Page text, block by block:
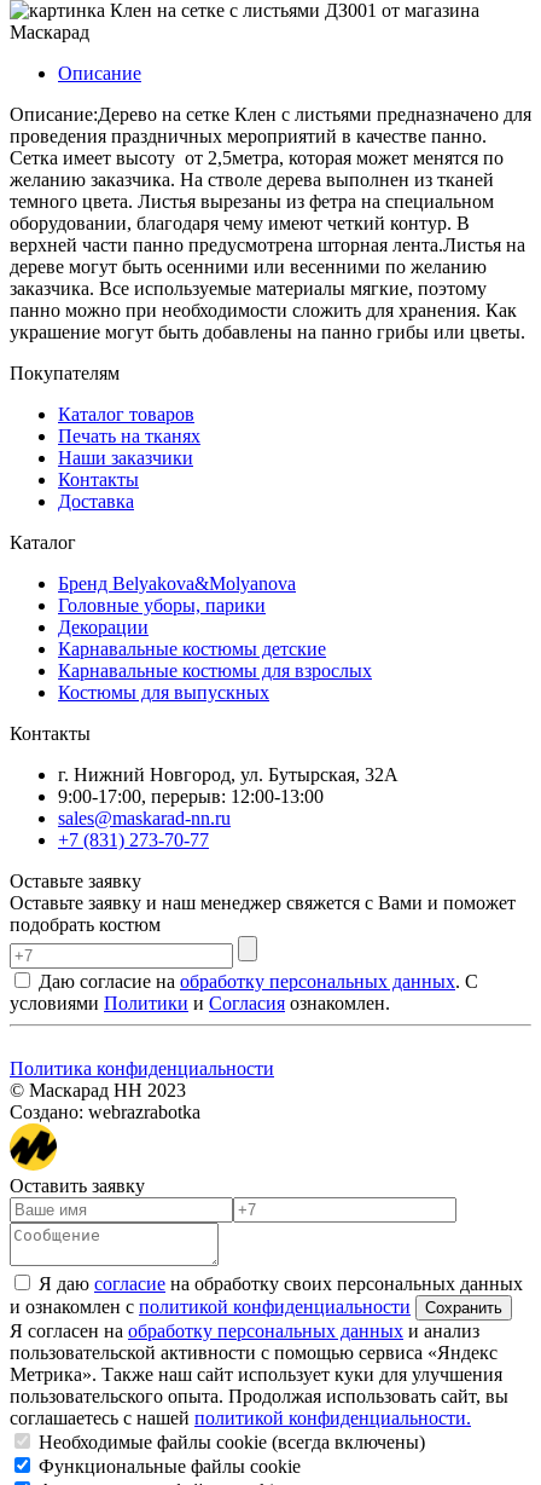
Описание
Описание:Дерево на сетке Клен с листьями предназначено для
проведения праздничных мероприятий в качестве панно.
Сетка имеет высоту от 2,5метра, которая может менятся по
желанию заказчика. На стволе дерева выполнен из тканей
темного цвета. Листья вырезаны из фетра на специальном
оборудовании, благодаря чему имеют четкий контур. В
верхней части панно предусмотрена шторная лента.Листья на
дереве могут быть осенними или весенними по желанию
заказчика. Все используемые материалы мягкие, поэтому
панно можно при необходимости сложить для хранения. Как
украшение могут быть добавлены на панно грибы или цветы.
Покупателям
Каталог товаров
Печать на тканях
Наши заказчики
Контакты
Доставка
Каталог
Бренд Belyakova&Molyanova
Головные уборы, парики
Декорации
Карнавальные костюмы детские
Карнавальные костюмы для взрослых
Костюмы для выпускных
Контакты
г. Нижний Новгород, ул. Бутырская, 32А
9:00-17:00, перерыв: 12:00-13:00
sales@maskarad-nn.ru
+7 (831) 273-70-77
Оставьте заявку
Оставьте заявку и наш менеджер свяжется с Вами и поможет
подобрать костюм
Даю согласие на обработку персональных данных. С
условиями Политики и Согласия ознакомлен.
Политика конфиденциальности
© Маскарад НН 2023
Создано: webrazrabotka
Оставить заявку
Я даю согласие на обработку своих персональных данных
и ознакомлен с политикой конфиденциальности
Я согласен на обработку персональных данных и анализ
пользовательской активности с помощью сервиса «Яндекс
Метрика». Также наш сайт использует куки для улучшения
пользовательского опыта. Продолжая использовать сайт, вы
соглашаетесь с нашей политикой конфиденциальности.
Необходимые файлы cookie (всегда включены)
Функциональные файлы cookie